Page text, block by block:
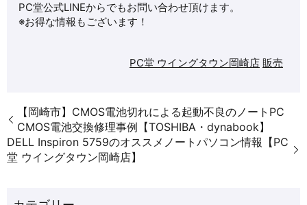
PC堂公式LINEからでもお問い合わせ頂けます。
※お得な情報もございます！
PC堂 ウイングタウン岡崎店 販売
【岡崎市】CMOS電池切れによる起動不良のノートPC
CMOS電池交換修理事例【TOSHIBA・dynabook】
DELL Inspiron 5759のオススメノートパソコン情報【PC
堂 ウイングタウン岡崎店】